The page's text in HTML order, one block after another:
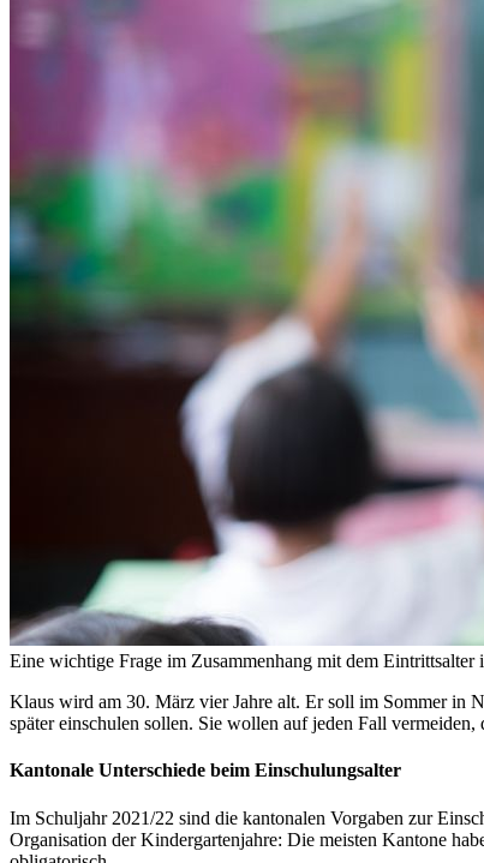
Eine wichtige Frage im Zusammenhang mit dem
Klaus wird am 30. März vier Jahre alt. Er soll im Sommer in
später einschulen sollen. Sie wollen auf jeden Fall
Kantonale Unterschiede beim Einschulungsalter
Im Schuljahr 2021/22 sind die kantonalen Vorgaben zur
Organisation der Kindergartenjahre: Die meisten Kantone